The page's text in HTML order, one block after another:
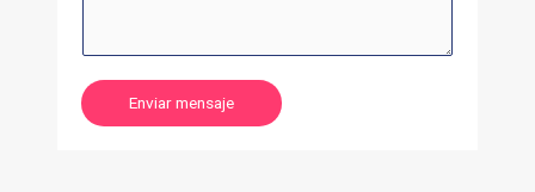
Enviar mensaje